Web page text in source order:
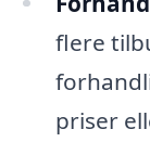
flere
priser